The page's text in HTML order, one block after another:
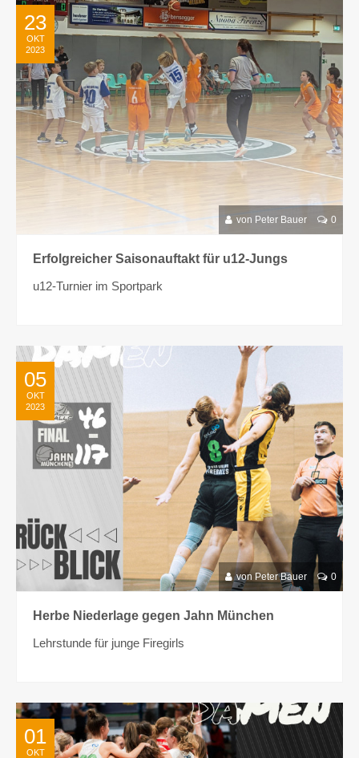
23
OKT
2023
von Peter Bauer 0
Erfolgreicher Saisonauftakt für u12-Jungs
u12-Turnier im Sportpark
05
OKT
2023
von Peter Bauer 0
Herbe Niederlage gegen Jahn München
Lehrstunde für junge Firegirls
01
OKT